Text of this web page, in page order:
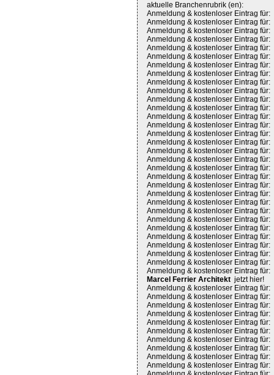
aktuelle Branchenrubrik (en):
Anmeldung & kostenloser Eintrag für:
Anmeldung & kostenloser Eintrag für:
Anmeldung & kostenloser Eintrag für:
Anmeldung & kostenloser Eintrag für:
Anmeldung & kostenloser Eintrag für:
Anmeldung & kostenloser Eintrag für:
Anmeldung & kostenloser Eintrag für:
Anmeldung & kostenloser Eintrag für:
Anmeldung & kostenloser Eintrag für:
Anmeldung & kostenloser Eintrag für:
Anmeldung & kostenloser Eintrag für:
Anmeldung & kostenloser Eintrag für:
Anmeldung & kostenloser Eintrag für:
Anmeldung & kostenloser Eintrag für:
Anmeldung & kostenloser Eintrag für:
Anmeldung & kostenloser Eintrag für:
Anmeldung & kostenloser Eintrag für:
Anmeldung & kostenloser Eintrag für:
Anmeldung & kostenloser Eintrag für:
Anmeldung & kostenloser Eintrag für:
Anmeldung & kostenloser Eintrag für:
Anmeldung & kostenloser Eintrag für:
Anmeldung & kostenloser Eintrag für:
Anmeldung & kostenloser Eintrag für:
Anmeldung & kostenloser Eintrag für:
Anmeldung & kostenloser Eintrag für:
Anmeldung & kostenloser Eintrag für:
Anmeldung & kostenloser Eintrag für:
Anmeldung & kostenloser Eintrag für:
Anmeldung & kostenloser Eintrag für:
Anmeldung & kostenloser Eintrag für:
Marcel Ferrier Architekt jetzt hier!
Anmeldung & kostenloser Eintrag für:
Anmeldung & kostenloser Eintrag für:
Anmeldung & kostenloser Eintrag für:
Anmeldung & kostenloser Eintrag für:
Anmeldung & kostenloser Eintrag für:
Anmeldung & kostenloser Eintrag für:
Anmeldung & kostenloser Eintrag für:
Anmeldung & kostenloser Eintrag für:
Anmeldung & kostenloser Eintrag für:
Anmeldung & kostenloser Eintrag für: